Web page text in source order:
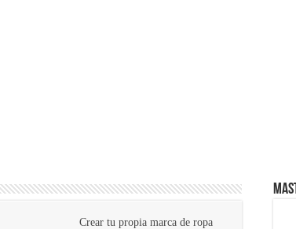
Crear tu propia marca de ropa